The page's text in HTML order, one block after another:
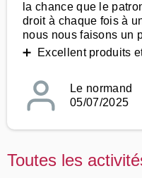
la chance que le
droit à chaque fois à
nous nous faisons un
➕ Excellent produits
Le normand
05/07/2025
Toutes les